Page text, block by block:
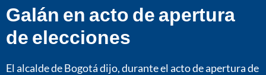
Galán en acto de apertura
de elecciones
El alcalde de Bogotá dijo, durante el acto de apertura de